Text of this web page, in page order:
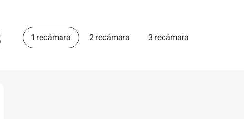
1 recámara 2 recámara 3 recámara